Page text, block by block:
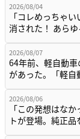
2026/08/04
「コレめっちゃ
消された！ あら
2026/08/07
64年前、軽自動
があった。「軽
2026/08/06
「この発想はな
トが登場。純正